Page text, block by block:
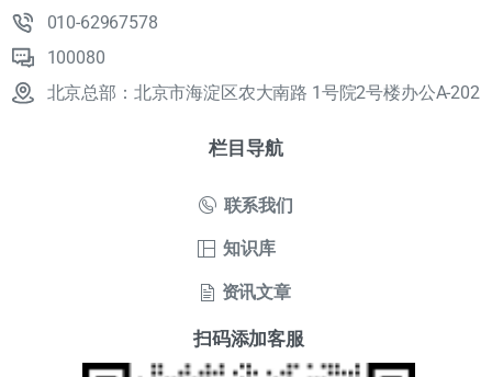
010-62967578
100080
北京总部：北京市海淀区农大南路 1号院2号楼办公A-202
栏目导航
联系我们
知识库
资讯文章
扫码添加客服